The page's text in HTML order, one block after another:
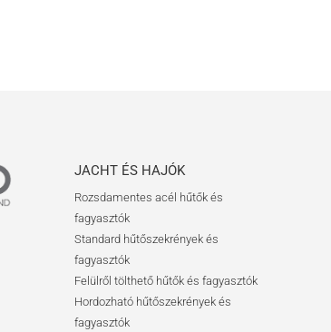
JACHT ÉS HAJÓK
Rozsdamentes acél hűtők és
fagyasztók
Standard hűtőszekrények és
fagyasztók
Felülről tölthető hűtők és fagyasztók
Hordozható hűtőszekrények és
fagyasztók